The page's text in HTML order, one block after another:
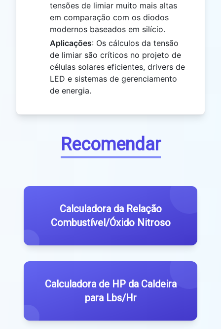
tensões de limiar muito mais altas
em comparação com os diodos
modernos baseados em silício.
Aplicações: Os cálculos da tensão
de limiar são críticos no projeto de
células solares eficientes, drivers de
LED e sistemas de gerenciamento
de energia.
Recomendar
Calculadora da Relação
Combustível/Óxido Nitroso
Calculadora de HP da Caldeira
para Lbs/Hr